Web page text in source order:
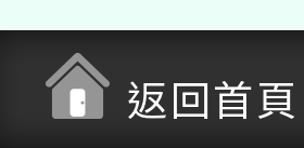
返回首頁